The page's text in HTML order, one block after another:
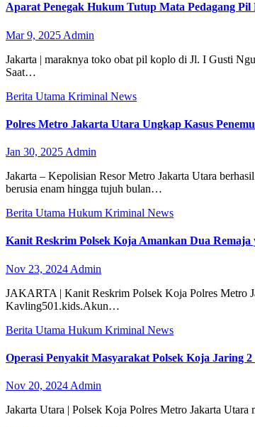
Aparat Penegak Hukum Tutup Mata Pedagang
Mar 9, 2025 Admin
Jakarta | maraknya toko obat pil koplo di Jl. I Gusti
Saat…
Berita Utama Kriminal News
Polres Metro Jakarta Utara Ungkap Kasus
Jan 30, 2025 Admin
Jakarta – Kepolisian Resor Metro Jakarta Utara
berusia enam hingga tujuh bulan…
Berita Utama Hukum Kriminal News
Kanit Reskrim Polsek Koja Amankan Dua
Nov 23, 2024 Admin
JAKARTA | Kanit Reskrim Polsek Koja Polres Metro
Kavling501.kids.Akun…
Berita Utama Hukum Kriminal News
Operasi Penyakit Masyarakat Polsek Koja Jaring
Nov 20, 2024 Admin
Jakarta Utara | Polsek Koja Polres Metro Jakarta